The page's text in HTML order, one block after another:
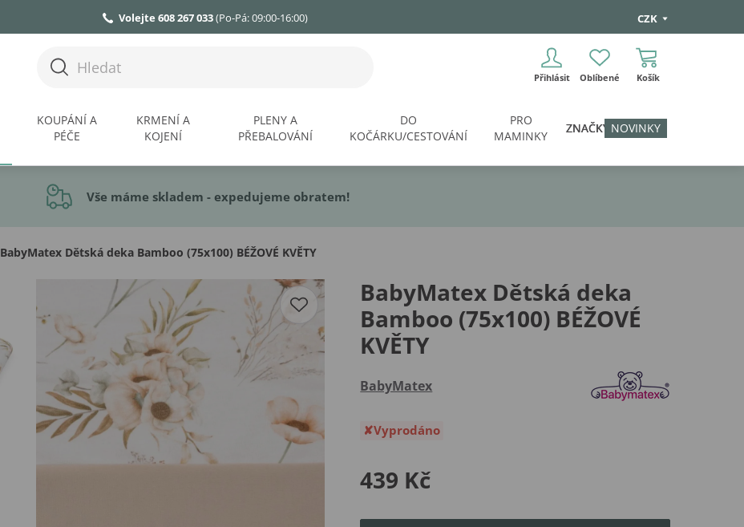
Volejte 608 267 033(Po-Pá: 09:00-16:00) CZK
Přihlásit Oblíbené Košík
KOUPÁNÍ A
PÉČE
KRMENÍ A
KOJENÍ
PLENY A
PŘEBALOVÁNÍ
DO
KOČÁRKU/CESTOVÁNÍ
PRO
MAMINKY
ZNAČKY NOVINKY
Vše máme skladem - expedujeme obratem!
BabyMatex Dětská deka Bamboo (75x100) BÉŽOVÉ KVĚTY
BabyMatex Dětská deka
Bamboo (75x100) BÉŽOVÉ
KVĚTY
BabyMatex
Vyprodáno
439 Kč